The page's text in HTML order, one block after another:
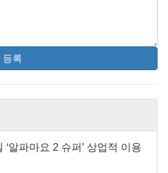
등록
알파마요 2 슈퍼’ 상업적 이용